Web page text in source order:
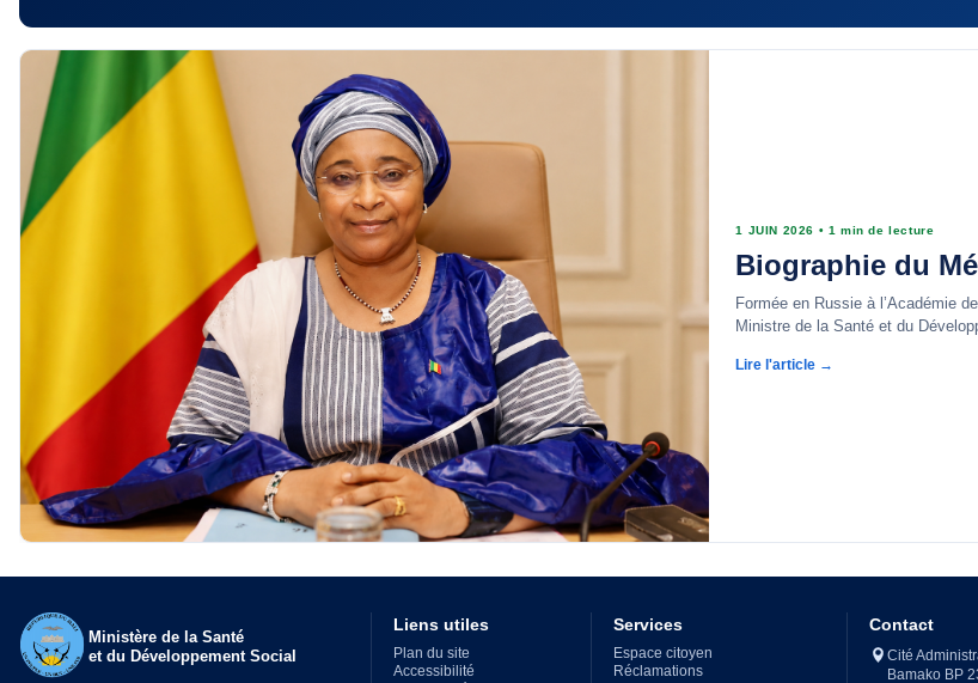
1 JUIN 2026 • 1 min de lecture
Biographie du
Formée en Russie à l’Académie
Ministre de la Santé et du
Lire l'article →
Ministère de la Santé
et du Développement Social
Liens utiles
Plan du site
Accessibilité
Services
Espace citoyen
Réclamations
Contact
Cité
Bamako BP